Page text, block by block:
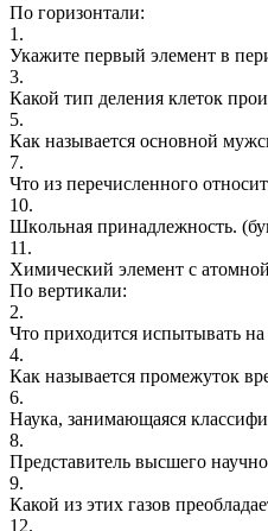
По горизонтали:
1.
Укажите первый элемент в
3.
Какой тип деления клеток
5.
Как называется основной
7.
Что из перечисленного
10.
Шкoльнaя пpинaдлeжнocть.
11.
Химический элемент с
По вертикали:
2.
Что приходится испытывать
4.
Как называется промежуток
6.
Наука, занимающаяся
8.
Представитель высшего
9.
Какой из этих газов
12.